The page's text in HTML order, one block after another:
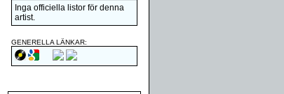
Inga officiella listor för denna
artist.
GENERELLA LÄNKAR: